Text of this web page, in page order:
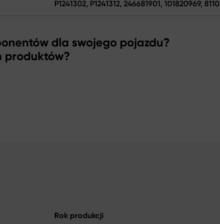
P1241302, P1241312, 246681901, 101820969, 8110
dla swojego pojazdu?
produktów?
Rok produkcji